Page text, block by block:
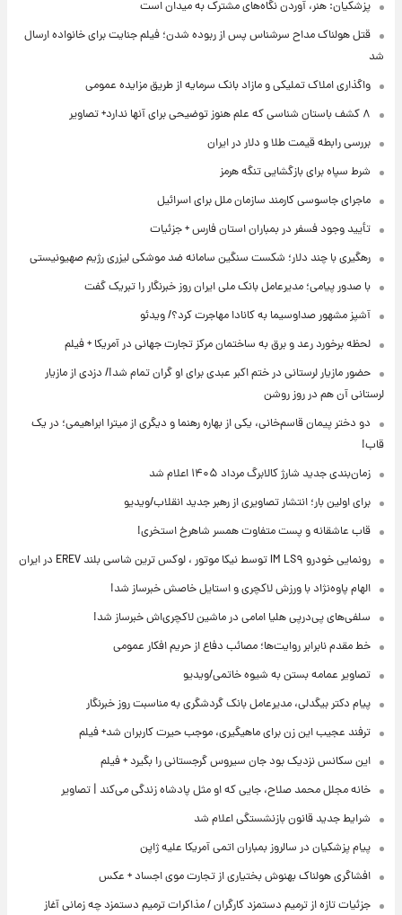
پزشکیان: هنر، آوردن نگاه‌های مشترک به میدان است
قتل هولناک مداح سرشناس پس از ربوده شدن؛ فیلم جنایت برای خانواده ارسال
شد
واگذاری املاک تملیکی و مازاد بانک سرمایه از طریق مزایده عمومی
۸ کشف باستان شناسی که علم هنوز توضیحی برای آنها ندارد+ تصاویر
بررسی رابطه قیمت طلا و دلار در ایران
شرط سپاه برای بازگشایی تنگه هرمز
ماجرای جاسوسی کارمند سازمان ملل برای اسرائیل
تأیید وجود فسفر در بمباران استان فارس + جزئیات
رهگیری با چند دلار؛ شکست سنگین سامانه ضد موشکی لیزری رژیم صهیونیستی
با صدور پیامی؛ مدیرعامل بانک ملی ایران روز خبرنگار را تبریک گفت
آشپز مشهور صداوسیما به کانادا مهاجرت کرد؟/ ویدئو
لحظه برخورد رعد و برق به ساختمان مرکز تجارت جهانی در آمریکا + فیلم
حضور مازیار لرستانی در ختم اکبر عبدی برای او گران تمام شد!/ دزدی از مازیار
لرستانی آن هم در روز روشن
دو دختر پیمان قاسم‌خانی، یکی از بهاره رهنما و دیگری از میترا ابراهیمی؛ در یک
قاب!
زمان‌بندی جدید شارژ کالابرگ مرداد ۱۴۰۵ اعلام شد
برای اولین بار؛ انتشار تصاویری از رهبر جدید انقلاب/ویدیو
قاب عاشقانه و پست متفاوت همسر شاهرخ استخری!
رونمایی خودرو IM LS۹ توسط نیکا موتور ، لوکس ترین شاسی بلند EREV در ایران
الهام پاوه‌نژاد با ورزش لاکچری و استایل خاصش خبرساز شد!
سلفی‌های پی‌درپی هلیا امامی در ماشین لاکچری‌اش خبرساز شد!
خط مقدم نابرابر روایت‌ها؛ مصائب دفاع از حریم افکار عمومی
تصاویر عمامه بستن به شیوه خاتمی/ویدیو
پیام دکتر بیگدلی، مدیرعامل بانک گردشگری به مناسبت روز خبرنگار
ترفند عجیب این زن برای ماهیگیری، موجب حیرت کاربران شد+ فیلم
این سکانس نزدیک بود جان سیروس گرجستانی را بگیرد + فیلم
خانه مجلل محمد صلاح، جایی که او مثل پادشاه زندگی می‌کند | تصاویر
شرایط جدید قانون بازنشستگی اعلام شد
پیام پزشکیان در سالروز بمباران اتمی آمریکا علیه ژاپن
افشاگری هولناک بهنوش بختیاری از تجارت موی اجساد + عکس
جزئیات تازه از ترمیم دستمزد کارگران / مذاکرات ترمیم دستمزد چه زمانی آغاز